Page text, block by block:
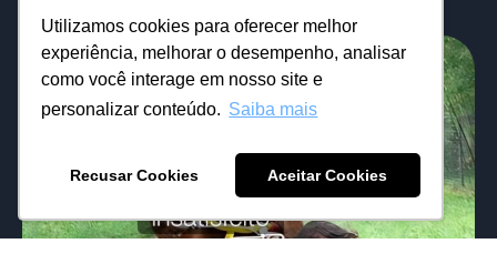
Utilizamos cookies para oferecer melhor
experiência, melhorar o desempenho, analisar
como você interage em nosso site e
personalizar conteúdo. Saiba mais
Recusar Cookies Aceitar Cookies